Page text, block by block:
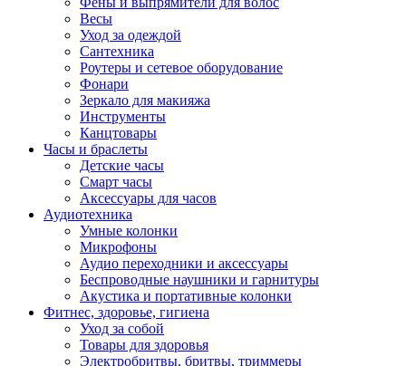
Весы
Уход за одеждой
Сантехника
Роутеры и сетевое оборудование
Фонари
Зеркало для макияжа
Инструменты
Канцтовары
Часы и браслеты
Детские часы
Смарт часы
Аксессуары для часов
Аудиотехника
Умные колонки
Микрофоны
Аудио переходники и аксессуары
Беспроводные наушники и гарнитуры
Акустика и портативные колонки
Фитнес, здоровье, гигиена
Уход за собой
Товары для здоровья
Электробритвы, бритвы, триммеры